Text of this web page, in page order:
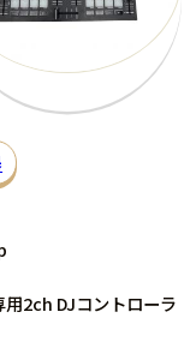
2ch DJコントローラ